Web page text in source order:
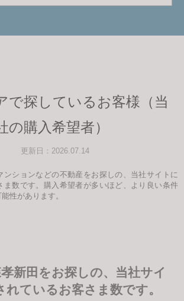
で探しているお客様（当
の購入希望者）
更新日：2026.07.14
ンションなどの不動産をお探しの、当社サイトに
ま数です。購入希望者が多いほど、より良い条件
性があります。
新田をお探しの、当社サイ
れているお客さま数です。